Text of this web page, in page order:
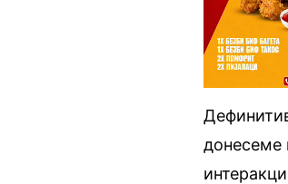
донесеме